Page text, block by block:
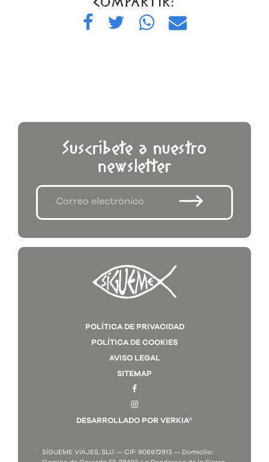
Suscríbete a nuestro
newsletter
POLÍTICA DE PRIVACIDAD
POLÍTICA DE COOKIES
AVISO LEGAL
SITEMAP
DESARROLLADO POR VERKIA®
SÍGUEME VIAJES, SLU — CIF: B06972913 — Domicilio: